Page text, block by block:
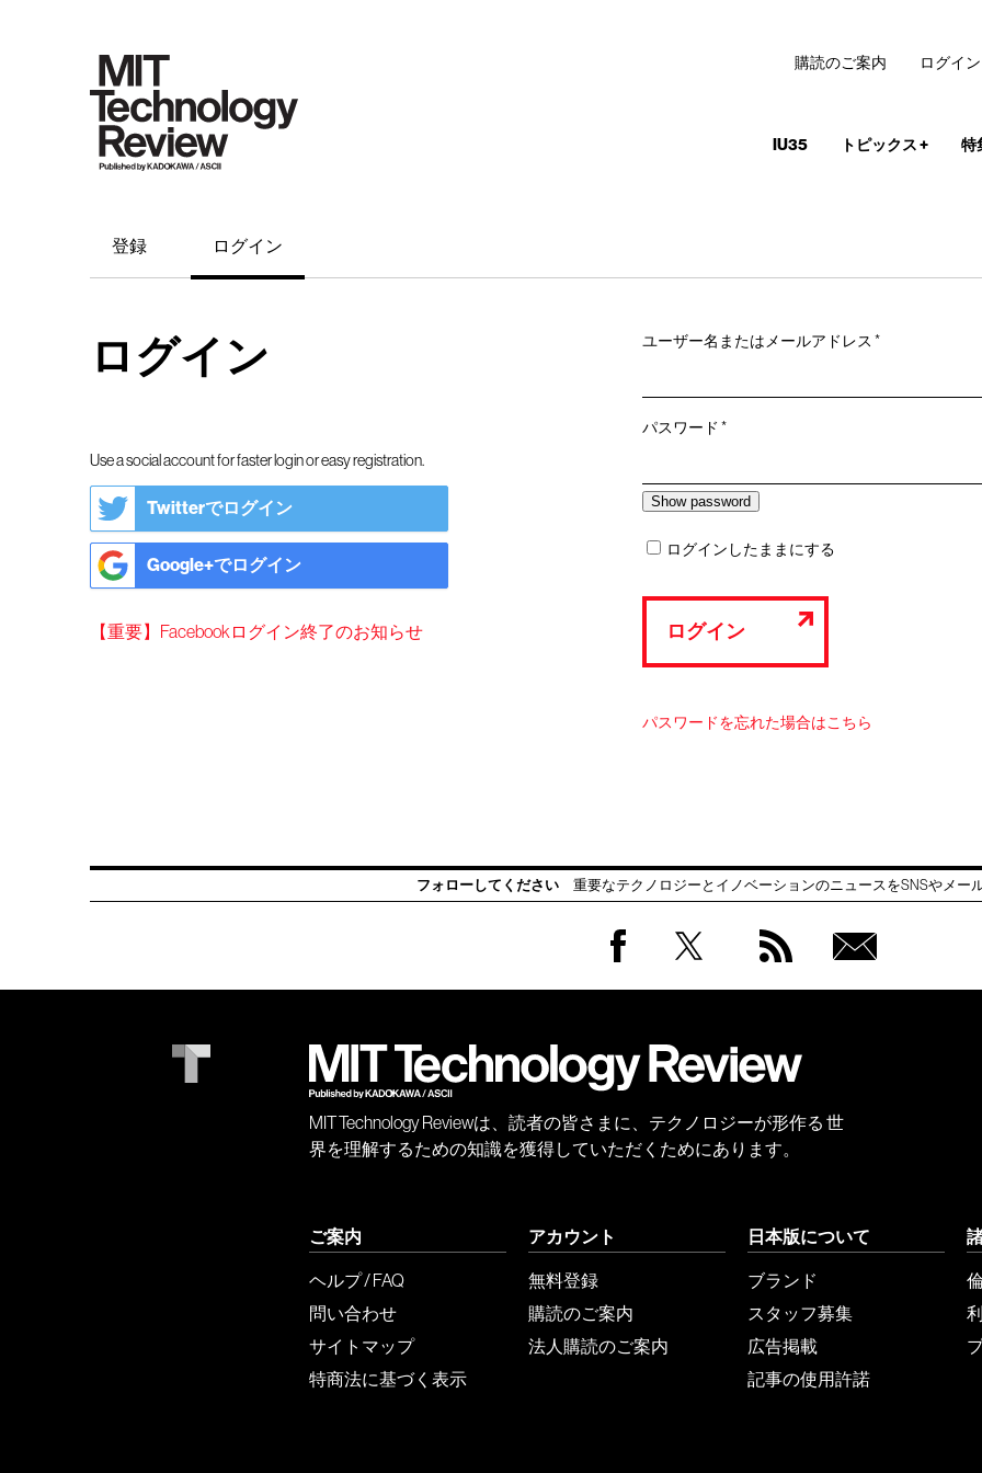
IU35 トピックス+ 特
購読のご案内 ログイン
登録 ログイン
ログイン
Use a social account for faster login or easy registration.
Twitterでログイン
Google+でログイン
【重要】Facebookログイン終了のお知らせ
ユーザー名またはメールアドレス*必
パスワード*必
ログインしたままにする
ログイン
パスワードを忘れた場合はこちら
フォローしてください 重要なテクノロジーとイノベーションのニュースをSNSやメー
会員
MIT Technology Reviewは、読者の皆さまに、テクノロジーが形作る 世
界を理解するための知識を獲得していただくためにあります。
ご案内
ヘルプ / FAQ
問い合わせ
サイトマップ
特商法に基づく表示
アカウント
無料登録
購読のご案内
法人購読のご案内
日本版について
ブランド
スタッフ募集
広告掲載
記事の使用許諾